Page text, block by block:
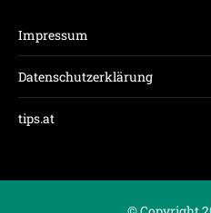
Impressum
Datenschutzerklärung
tips.at